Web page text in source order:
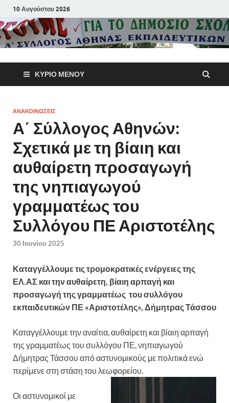
10 Αυγούστου 2026
Α΄
Αθηνών
Π.Ε.
ΚΎΡΙΟ ΜΕΝΟΎ
ΑΝΑΚΟΙΝΩΣΕΙΣ
Α΄ Σύλλογος Αθηνών:
Σχετικά με τη βίαιη και
αυθαίρετη προσαγωγή
της νηπιαγωγού
γραμματέως του
Συλλόγου ΠΕ Αριστοτέλης
30 Ιουνίου 2025
Καταγγέλλουμε τις τρομοκρατικές ενέργειες της
ΕΛ.ΑΣ και την αυθαίρετη, βίαιη αρπαγή και
προσαγωγή της γραμματέως του συλλόγου
εκπαιδευτικών ΠΕ «Αριστοτέλης», Δήμητρας Τάσσου
Καταγγέλλουμε την αναίτια, αυθαίρετη και βίαιη αρπαγή
της γραμματέως του συλλόγου ΠΕ, νηπιαγωγού
Δήμητρας Τάσσου από αστυνομικούς με πολιτικά ενώ
περίμενε στη στάση του λεωφορείου.
Οι αστυνομικοί με